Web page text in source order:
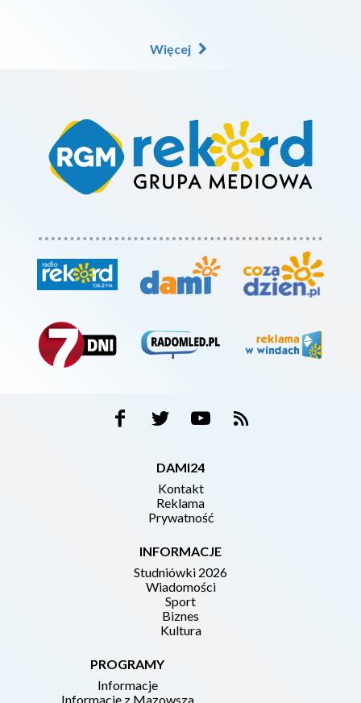
Więcej
DAMI24
Kontakt
Reklama
Prywatność
INFORMACJE
Studniówki 2026
Wiadomości
Sport
Biznes
Kultura
PROGRAMY
Informacje
Informacje z Mazowsza